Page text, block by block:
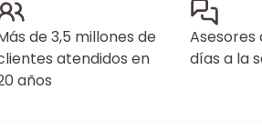
de 3,5 millones de
atendidos en
años
Asesores
días a la